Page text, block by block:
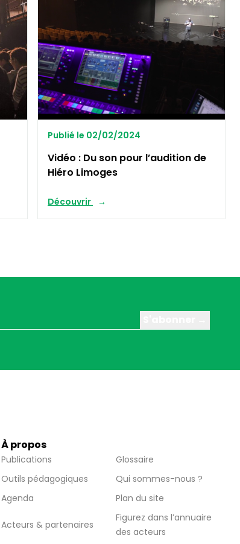
Publié le 02/02/2024
Vidéo : Du son pour l’audition de
Hiéro Limoges
Découvrir
À propos
Publications
Glossaire
Outils pédagogiques
Qui sommes-nous ?
Agenda
Plan du site
Acteurs & partenaires
Figurez dans l’annuaire
des acteurs